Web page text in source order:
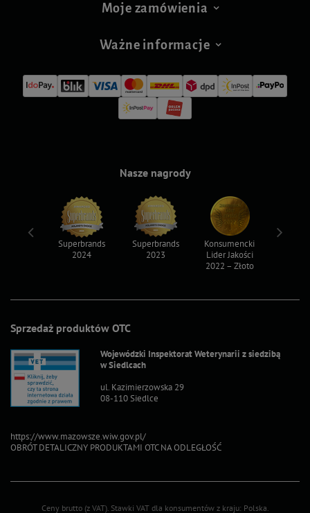
Moje zamówienia
Ważne informacje
Sprzedaż produktów OTC
Wojewódzki Inspektorat Weterynarii z siedzibą
w Siedlcach
ul. Kazimierzowska 29
08-110 Siedlce
https://www.mazowsze.wiw.gov.pl/
OBRÓT DETALICZNY PRODUKTAMI OTC NA ODLEGŁOŚĆ
Nasze nagrody
Superbrands
2024
Superbrands
2023
Konsumencki
Lider Jakości
2022 – Złoto
Ceny brutto (z VAT). Stawki VAT dla konsumentów z kraju: Polska